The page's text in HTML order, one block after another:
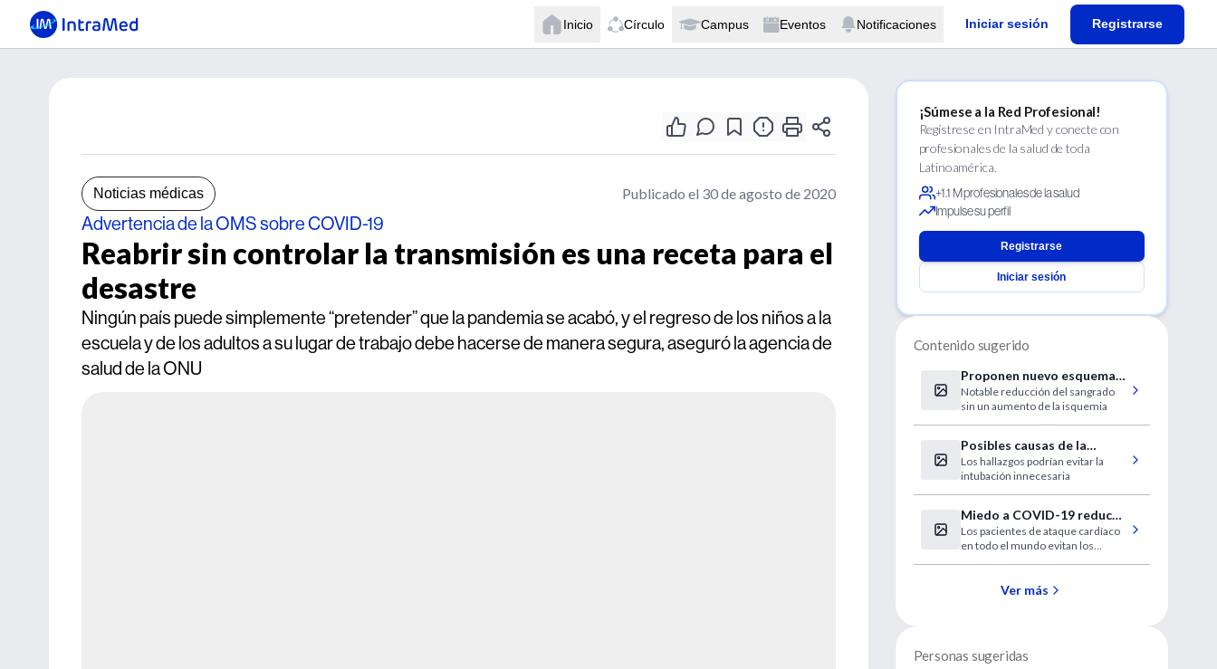
Inicio Círculo Campus Eventos Notificaciones Iniciar sesión Registrarse
Noticias médicas Publicado el 30 de agosto de 2020
Advertencia de la OMS sobre COVID-19
Reabrir sin controlar la transmisión es una receta para el
desastre
Ningún país puede simplemente “pretender” que la pandemia se acabó, y el regreso de los niños a la
escuela y de los adultos a su lugar de trabajo debe hacerse de manera segura, aseguró la agencia de
salud de la ONU
¡Súmese a la Red Profesional!
Regístrese en IntraMed y conecte con
profesionales de la salud de toda
Latinoamérica.
+1.1 M profesionales de la salud
Impulse su perfil
Registrarse
Iniciar sesión
Contenido sugerido
Proponen nuevo esquema
de Prasugrel post
angioplastia
Notable reducción del sangrado
sin un aumento de la isquemia
Posibles causas de la
llamada "hipoxia feliz" en
pacientes con COVID-19
Los hallazgos podrían evitar la
intubación innecesaria
Miedo a COVID-19 reduce
50% consultas por infarto
de miocardio
Los pacientes de ataque cardíaco
en todo el mundo evitan los
de un tratamiento que les salva
Ver más
Personas sugeridas